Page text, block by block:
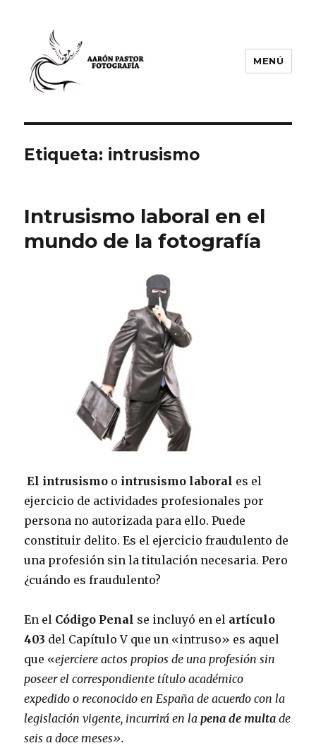
MENÚ
Etiqueta: intrusismo
Intrusismo laboral en el
mundo de la fotografía
El intrusismo o intrusismo laboral es el
ejercicio de actividades profesionales por
persona no autorizada para ello. Puede
constituir delito. Es el ejercicio fraudulento de
una profesión sin la titulación necesaria. Pero
¿cuándo es fraudulento?
En el Código Penal se incluyó en el artículo
403 del Capítulo V que un «intruso» es aquel
que «ejerciere actos propios de una profesión sin
poseer el correspondiente título académico
expedido o reconocido en España de acuerdo con la
legislación vigente, incurrirá en lapena de multa de
seis a doce meses».